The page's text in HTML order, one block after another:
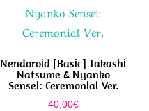
Nendoroid [Basic] Takashi
Natsume & Nyanko
Sensei: Ceremonial Ver.
40,00€